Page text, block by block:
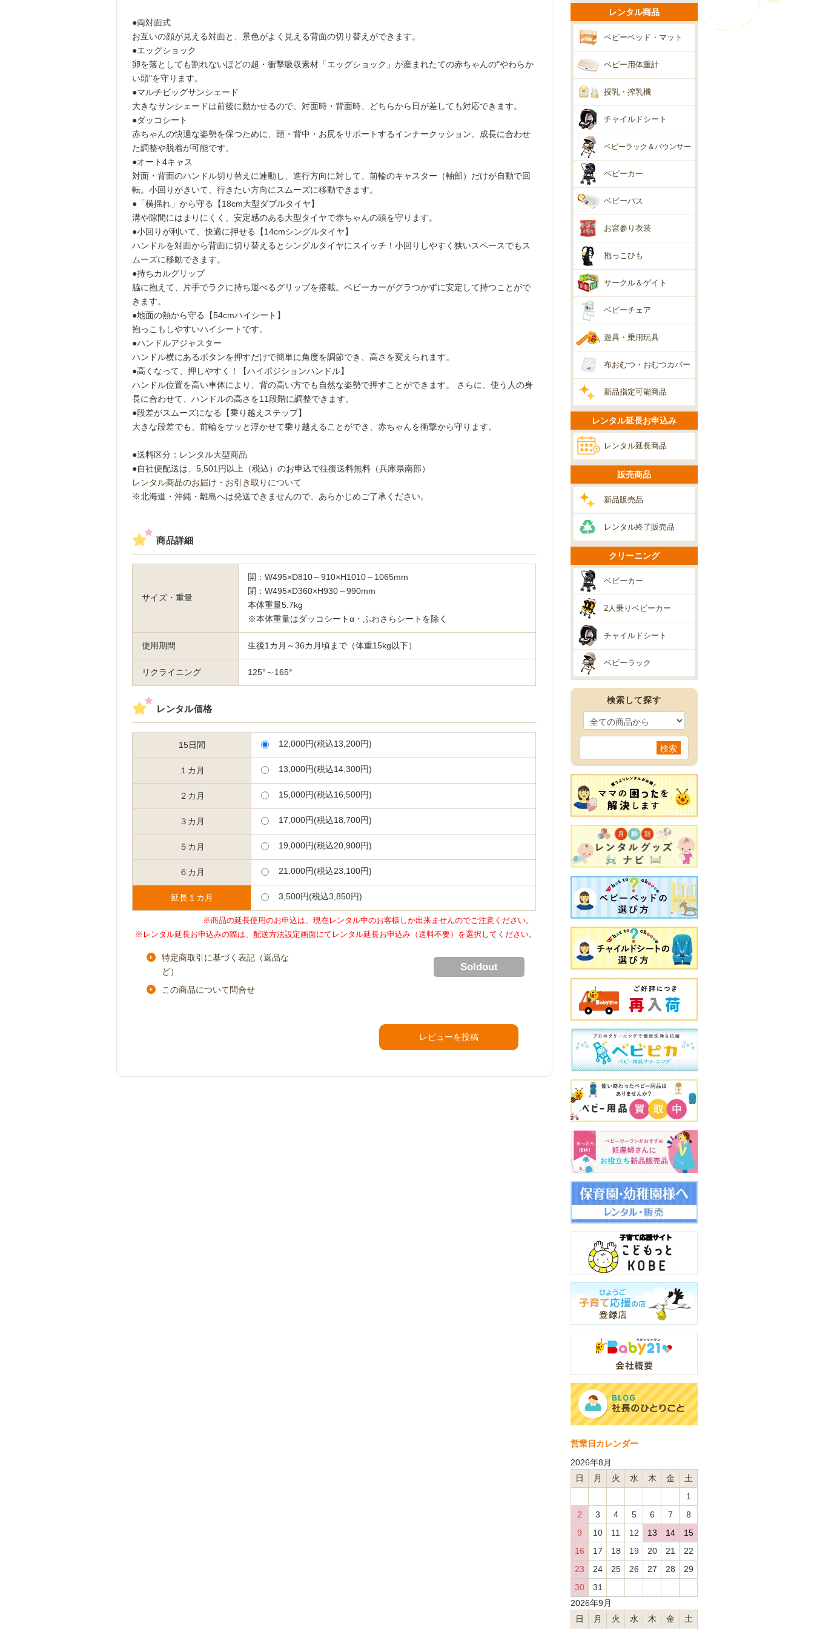
●両対面式
お互いの顔が見える対面と、景色がよく見える背面の切り替えができます。
●エッグショック
卵を落としても割れないほどの超・衝撃吸収素材「エッグショック」が産まれたての赤ちゃんの"やわらか
い頭"を守ります。
●マルチビッグサンシェード
大きなサンシェードは前後に動かせるので、対面時・背面時、どちらから日が差しても対応できます。
●ダッコシート
赤ちゃんの快適な姿勢を保つために、頭・背中・お尻をサポートするインナークッション。成長に合わせ
た調整や脱着が可能です。
●オート4キャス
対面・背面のハンドル切り替えに連動し、進行方向に対して、前輪のキャスター（軸部）だけが自動で回
転。小回りがきいて、行きたい方向にスムーズに移動できます。
●「横揺れ」から守る【18cm大型ダブルタイヤ】
溝や隙間にはまりにくく、安定感のある大型タイヤで赤ちゃんの頭を守ります。
●小回りが利いて、快適に押せる【14cmシングルタイヤ】
ハンドルを対面から背面に切り替えるとシングルタイヤにスイッチ！小回りしやすく狭いスペースでもス
ムーズに移動できます。
●持ちカルグリップ
脇に抱えて、片手でラクに持ち運べるグリップを搭載。ベビーカーがグラつかずに安定して持つことがで
きます。
●地面の熱から守る【54cmハイシート】
抱っこもしやすいハイシートです。
●ハンドルアジャスター
ハンドル横にあるボタンを押すだけで簡単に角度を調節でき、高さを変えられます。
●高くなって、押しやすく！【ハイポジションハンドル】
ハンドル位置を高い車体により、背の高い方でも自然な姿勢で押すことができます。 さらに、使う人の身
長に合わせて、ハンドルの高さを11段階に調整できます。
●段差がスムーズになる【乗り越えステップ】
大きな段差でも、前輪をサッと浮かせて乗り越えることができ、赤ちゃんを衝撃から守ります。
●送料区分：レンタル大型商品
●自社便配送は、5,501円以上（税込）のお申込で往復送料無料（兵庫県南部）
レンタル商品のお届け・お引き取りについて
※北海道・沖縄・離島へは発送できませんので、あらかじめご了承ください。
商品詳細
サイズ・重量
開：W495×D810～910×H1010～1065mm
閉：W495×D360×H930～990mm
本体重量5.7kg
※本体重量はダッコシートα・ふわさらシートを除く
使用期間 生後1カ月～36カ月頃まで（体重15kg以下）
リクライニング 125°～165°
レンタル価格
15日間 12,000円(税込13,200円)
１カ月 13,000円(税込14,300円)
２カ月 15,000円(税込16,500円)
３カ月 17,000円(税込18,700円)
５カ月 19,000円(税込20,900円)
６カ月 21,000円(税込23,100円)
延長１カ月 3,500円(税込3,850円)
※商品の延長使用のお申込は、現在レンタル中のお客様しか出来ませんのでご注意ください。
※レンタル延長お申込みの際は、配送方法設定画面にてレンタル延長お申込み（送料不要）を選択してください。
特定商取引に基づく表記（返品な
ど）
この商品について問合せ
Soldout
レビューを投稿
レンタル商品
ベビーベッド・マット
ベビー用体重計
授乳・搾乳機
チャイルドシート
ベビーラック＆バウンサー
ベビーカー
ベビーバス
お宮参り衣装
抱っこひも
サークル＆ゲイト
ベビーチェア
遊具・乗用玩具
布おむつ・おむつカバー
新品指定可能商品
レンタル延長お申込み
レンタル延長商品
販売商品
新品販売品
レンタル終了販売品
クリーニング
ベビーカー
2人乗りベビーカー
チャイルドシート
ベビーラック
検索して探す
検索
営業日カレンダー
2026年8月
日
月 火 水 木 金
土
1
2
3 4 5 6 7
8
9
10 11 12 13 14
15
16
17 18 19 20 21
22
23
24 25 26 27 28
29
30
31
2026年9月
日
月 火 水 木 金 土